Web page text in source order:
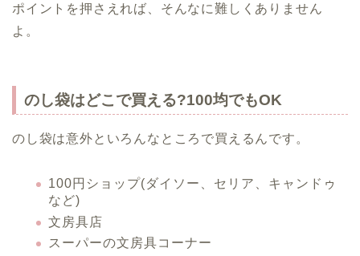
ポイントを押さえれば、そんなに難しくありません
よ。
のし袋はどこで買える?100均でもOK
のし袋は意外といろんなところで買えるんです。
100円ショップ(ダイソー、セリア、キャンドゥ
など)
文房具店
スーパーの文房具コーナー